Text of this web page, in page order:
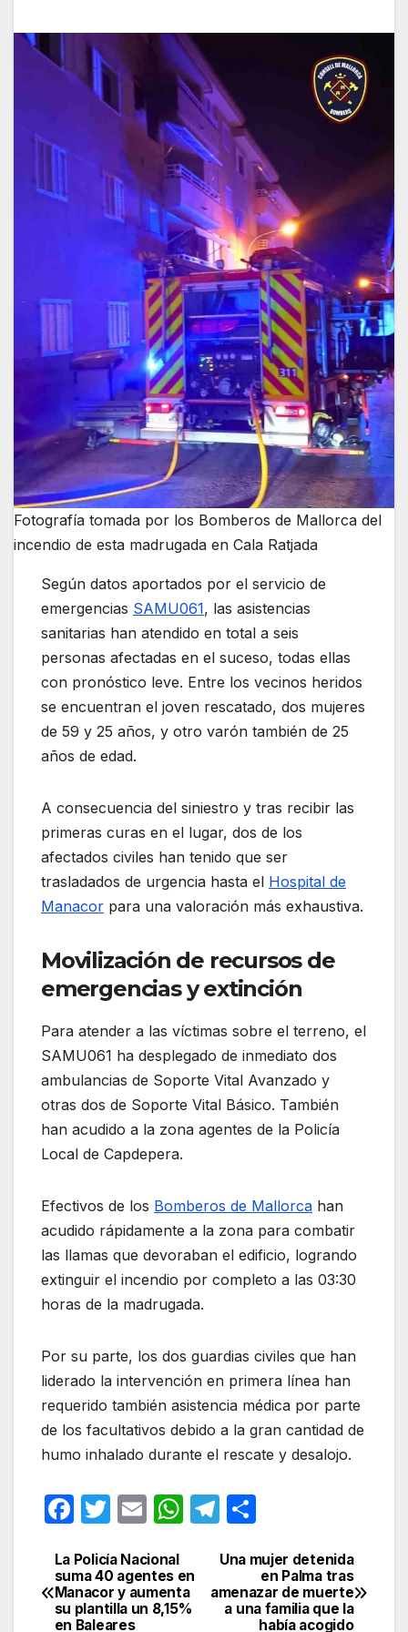
Fotografía tomada por los Bomberos de Mallorca del
incendio de esta madrugada en Cala Ratjada
Según datos aportados por el servicio de
emergencias SAMU061, las asistencias
sanitarias han atendido en total a seis
personas afectadas en el suceso, todas ellas
con pronóstico leve. Entre los vecinos heridos
se encuentran el joven rescatado, dos mujeres
de 59 y 25 años, y otro varón también de 25
años de edad.
A consecuencia del siniestro y tras recibir las
primeras curas en el lugar, dos de los
afectados civiles han tenido que ser
trasladados de urgencia hasta el Hospital de
Manacor para una valoración más exhaustiva.
Movilización de recursos de
emergencias y extinción
Para atender a las víctimas sobre el terreno, el
SAMU061 ha desplegado de inmediato dos
ambulancias de Soporte Vital Avanzado y
otras dos de Soporte Vital Básico. También
han acudido a la zona agentes de la Policía
Local de Capdepera.
Efectivos de los Bomberos de Mallorca han
acudido rápidamente a la zona para combatir
las llamas que devoraban el edificio, logrando
extinguir el incendio por completo a las 03:30
horas de la madrugada.
Por su parte, los dos guardias civiles que han
liderado la intervención en primera línea han
requerido también asistencia médica por parte
de los facultativos debido a la gran cantidad de
humo inhalado durante el rescate y desalojo.
F
c
e
T
itt
er
E
ail
W
at
s
T
e
gr
m
p
Navegación
de
Una mujer detenida
en Palma tras
amenazar de muerte
a una familia que la
había acogido
La Policía Nacional
suma 40 agentes en
Manacor y aumenta
su plantilla un 8,15%
en Baleares